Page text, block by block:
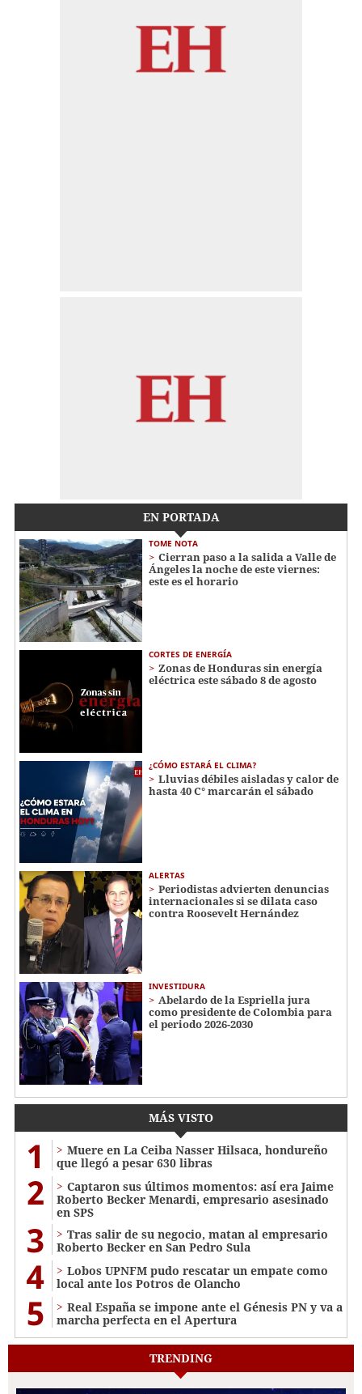
EN PORTADA
TOME NOTA
Cierran paso a la salida a Valle de
Ángeles la noche de este viernes:
este es el horario
CORTES DE ENERGÍA
Zonas de Honduras sin energía
eléctrica este sábado 8 de agosto
¿CÓMO ESTARÁ EL CLIMA?
Lluvias débiles aisladas y calor de
hasta 40 C° marcarán el sábado
ALERTAS
Periodistas advierten denuncias
internacionales si se dilata caso
contra Roosevelt Hernández
INVESTIDURA
Abelardo de la Espriella jura
como presidente de Colombia para
el periodo 2026-2030
MÁS VISTO
1
Muere en La Ceiba Nasser Hilsaca, hondureño
que llegó a pesar 630 libras
2
Captaron sus últimos momentos: así era Jaime
Roberto Becker Menardi​​​, empresario asesinado
en SPS
3
Tras salir de su negocio, matan al empresario
Roberto Becker en San Pedro Sula
4
Lobos UPNFM pudo rescatar un empate como
local ante los Potros de Olancho
5
Real España se impone ante el Génesis PN y va a
marcha perfecta en el Apertura
TRENDING